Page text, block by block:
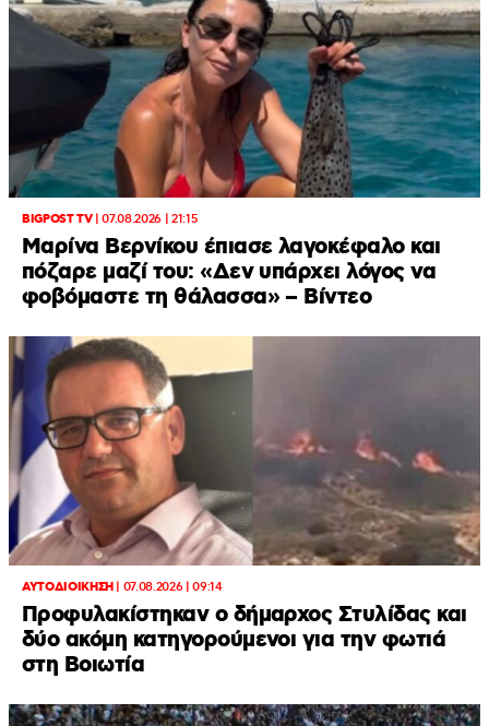
BIGPOST TV|07.08.2026 | 21:15
Μαρίνα Βερνίκου έπιασε λαγοκέφαλο και
πόζαρε μαζί του: «Δεν υπάρχει λόγος να
φοβόμαστε τη θάλασσα» – Βίντεο
ΑΥΤΟΔΙΟΙΚΗΣΗ| 07.08.2026 | 09:14
Προφυλακίστηκαν ο δήμαρχος Στυλίδας και
δύο ακόμη κατηγορούμενοι για την φωτιά
στη Βοιωτία